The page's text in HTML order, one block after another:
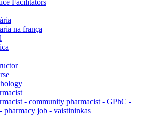
na frança
- community pharmacist - GPhC -
pharmacy job - vaistininkas